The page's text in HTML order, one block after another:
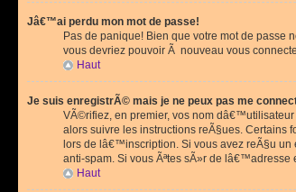
Jâ€™ai perdu mon mot de passe!
Pas de panique! Bien que votre mot de passe
vous devriez pouvoir Ã nouveau vous
Haut
Je suis enregistrÃ© mais je ne peux pas me
VÃ©rifiez, en premier, vos nom
alors suivre les instructions reÃ§ues. Certains
lors de lâ€™inscription. Si vous avez reÃ§u
anti-spam. Si vous Ãªtes sÃ»r de
Haut